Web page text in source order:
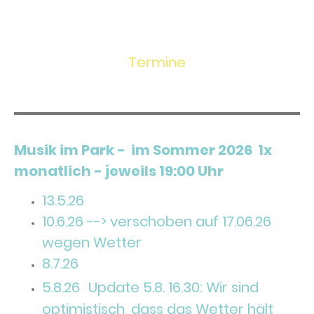
Termine
Musik im Park - im Sommer 2026 1x
monatlich - jeweils 19:00 Uhr
13.5.26
10.6.26 --> verschoben auf 17.06.26
wegen Wetter
8.7.26
5.8.26 Update 5.8. 16.30: Wir sind
optimistisch, dass das Wetter hält